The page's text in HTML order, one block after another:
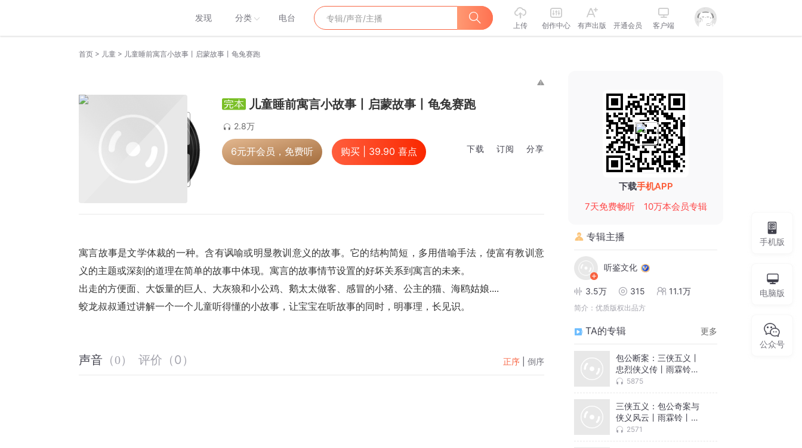
发现 分类 电台
上传 创作中心 有声出版 开通会员 客户端
首页 > 儿童 > 儿童睡前寓言小故事丨启蒙故事丨龟兔赛跑
儿童睡前寓言小故事丨启蒙故事丨龟兔赛跑
2.8万
6元开会员，免费听 购买 | 39.90 喜点 下载 订阅 分享
寓言故事是文学体裁的一种。含有讽喻或明显教训意义的故事。它的结构简短，多用借喻手法，使富有教训意
义的主题或深刻的道理在简单的故事中体现。寓言的故事情节设置的好坏关系到寓言的未来。
出走的方便面、大饭量的巨人、大灰狼和小公鸡、鹅太太做客、感冒的小猪、公主的猫、海鸥姑娘....
蛟龙叔叔通过讲解一个一个儿童听得懂的小故事，让宝宝在听故事的同时，明事理，长见识。
声音 （0） 评价 （0 ） 正序 倒序
下载手机APP
7天免费畅听
10万本会员专辑
专辑主播
听鉴文化
3.5万 315 11.1万
简介： 优质版权出品方
TA的专辑 更多
包公断案：三侠五义丨
忠烈侠义传丨雨霖铃丨
展昭白玉堂
5875
三侠五义：包公奇案与
侠义风云丨雨霖铃丨展
昭白玉堂
2571
手机版
电脑版
公众号